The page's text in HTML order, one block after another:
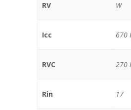
RV W
Icc 670
RVC 270
Rin 17